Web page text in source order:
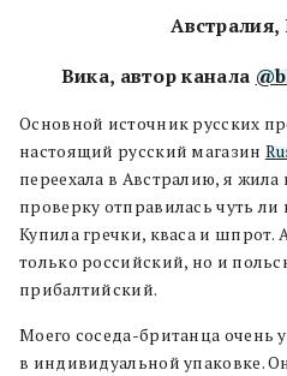
Австралия,
Вика, автор канала
Основной источник русских
настоящий русский магазин
переехала в Австралию, я
проверку отправилась чуть
Купила гречки, кваса и шпрот.
только российский, но и
прибалтийский.
Моего соседа-британца очень
в индивидуальной упаковке.